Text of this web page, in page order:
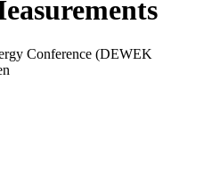
Conference (DEWEK